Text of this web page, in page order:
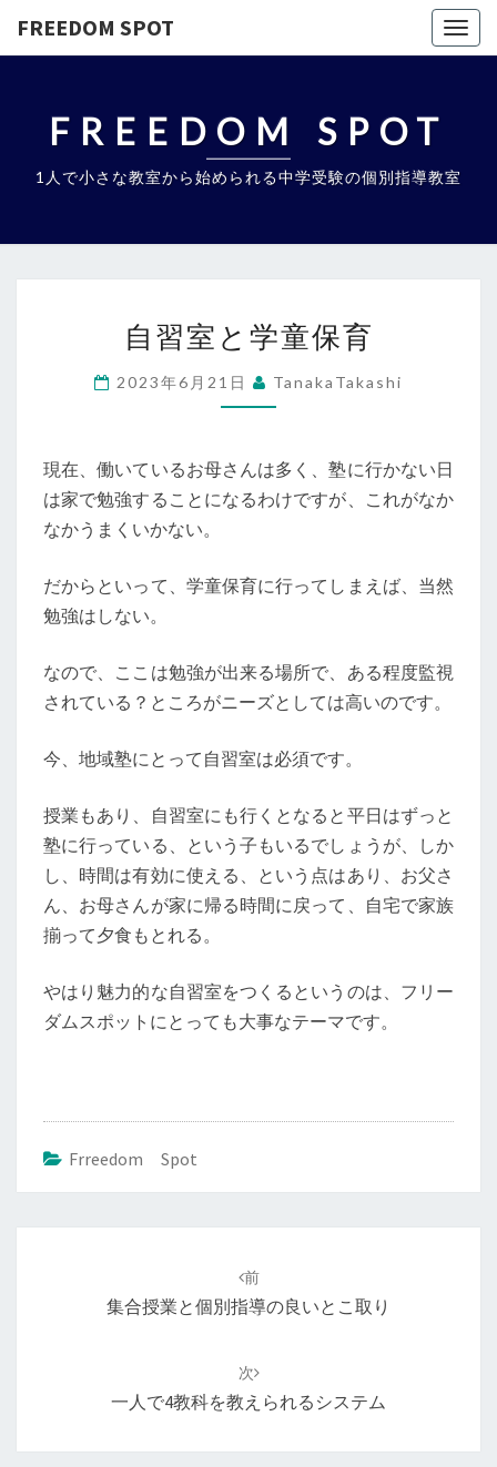
FREEDOM SPOT
FREEDOM SPOT
1人で小さな教室から始められる中学受験の個別指導教室
習
室
と
童
保
自習室と学童保育
2023年6月21日 TanakaTakashi
現在、働いているお母さんは多く、塾に行かない日
は家で勉強することになるわけですが、これがなか
なかうまくいかない。
だからといって、学童保育に行ってしまえば、当然
勉強はしない。
なので、ここは勉強が出来る場所で、ある程度監視
されている？ところがニーズとしては高いのです。
今、地域塾にとって自習室は必須です。
授業もあり、自習室にも行くとなると平日はずっと
塾に行っている、という子もいるでしょうが、しか
し、時間は有効に使える、という点はあり、お父さ
ん、お母さんが家に帰る時間に戻って、自宅で家族
揃って夕食もとれる。
やはり魅力的な自習室をつくるというのは、フリー
ダムスポットにとっても大事なテーマです。
Frreedom Spot
前
集合授業と個別指導の良いとこ取り
次
一人で4教科を教えられるシステム